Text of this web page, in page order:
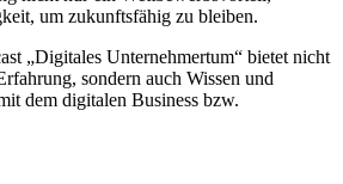
um zukunftsfähig zu bleiben.
„Digitales Unternehmertum“ bietet nicht
sondern auch Wissen und
dem digitalen Business bzw.